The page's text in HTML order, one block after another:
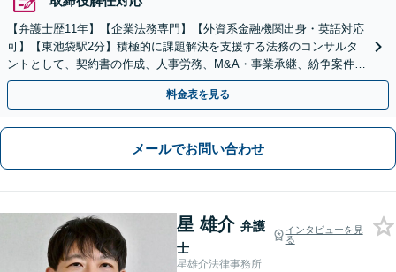
【弁護士歴11年】【企業法務専門】【外資系金融機関出身・英語対応
可】【東池袋駅2分】積極的に課題解決を支援する法務のコンサルタ
ントとして、契約書の作成、人事労務、M&A・事業承継、紛争案件等
に広く対応致します【初回面談無料】
料金表を見る
メールでお問い合わせ
星 雄介 弁護
士
インタビューを見
る
星雄介法律事務所